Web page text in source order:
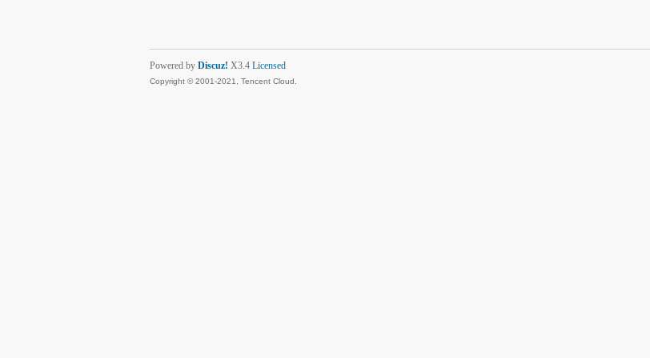
Powered by Discuz! X3.4 Licensed
Copyright © 2001-2021, Tencent Cloud.